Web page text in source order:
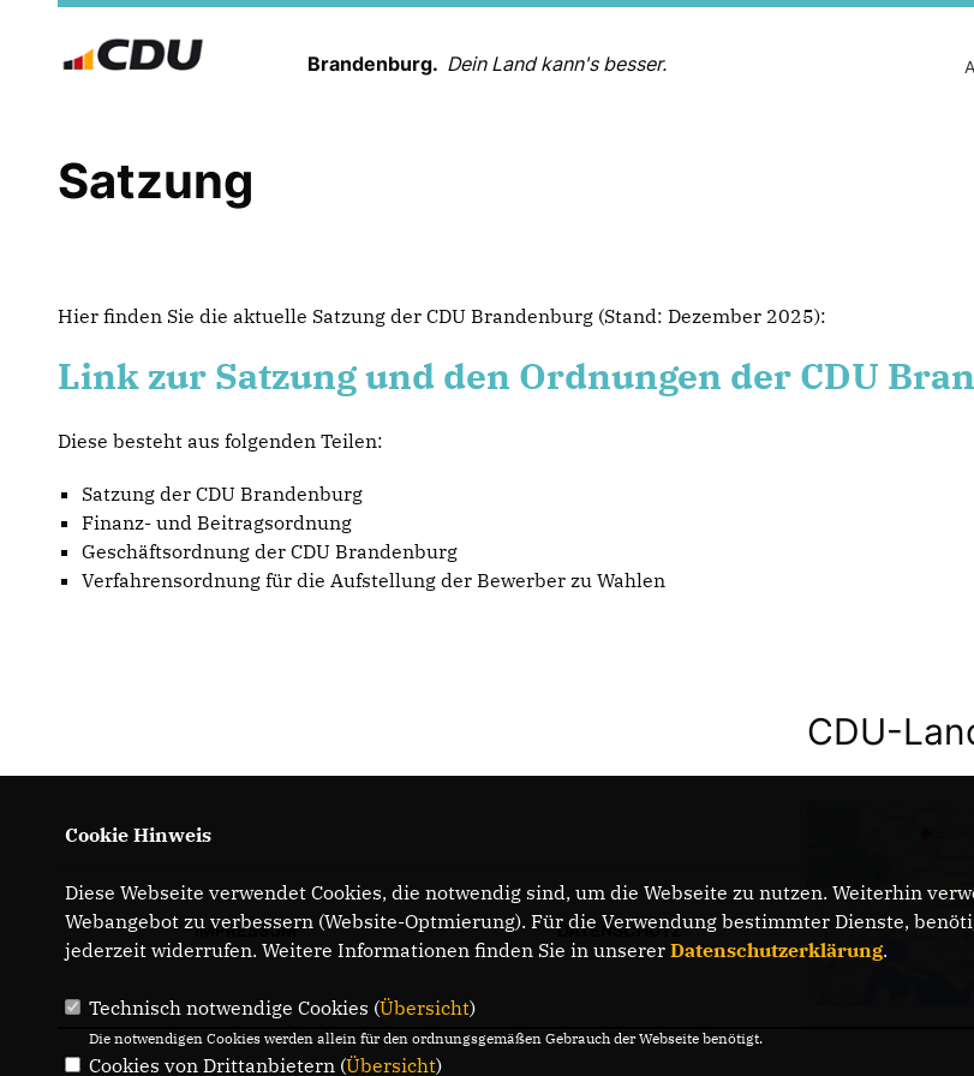
Brandenburg. Dein Land kann's besser.
Satzung
Hier finden Sie die aktuelle Satzung der CDU Brandenburg (Stand: Dezember 2025):
Link zur Satzung und den Ordnungen der CDU
Diese besteht aus folgenden Teilen:
Satzung der CDU Brandenburg
Finanz- und Beitragsordnung
Geschäftsordnung der CDU Brandenburg
Verfahrensordnung für die Aufstellung der Bewerber zu Wahlen
IMPRESSUM DATENSCHUTZ
CDU-
Cookie Hinweis
Diese Webseite verwendet Cookies, die notwendig sind, um die Webseite zu nutzen. Weiterhin
Webangebot zu verbessern (Website-Optmierung). Für die Verwendung bestimmter Dienste,
jederzeit widerrufen. Weitere Informationen finden Sie in unserer Datenschutzerklärung.
Technisch notwendige Cookies (Übersicht)
Die notwendigen Cookies werden allein für den ordnungsgemäßen Gebrauch der Webseite benötigt.
Cookies von Drittanbietern (Übersicht)